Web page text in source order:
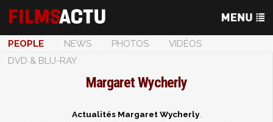
PEOPLE NEWS PHOTOS
VIDÉOS
DVD & BLU-RAY
Margaret Wycherly
Actualités Margaret Wycherly.